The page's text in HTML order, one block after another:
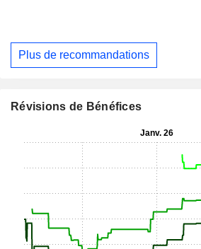
Plus de recommandations
Révisions de Bénéfices